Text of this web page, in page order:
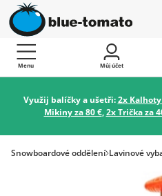
Menu Můj účet
Využij balíčky a ušetři:2x Kalhoty
Mikiny za 80 €,2x Trička za
Snowboardové oddělení Lavinové